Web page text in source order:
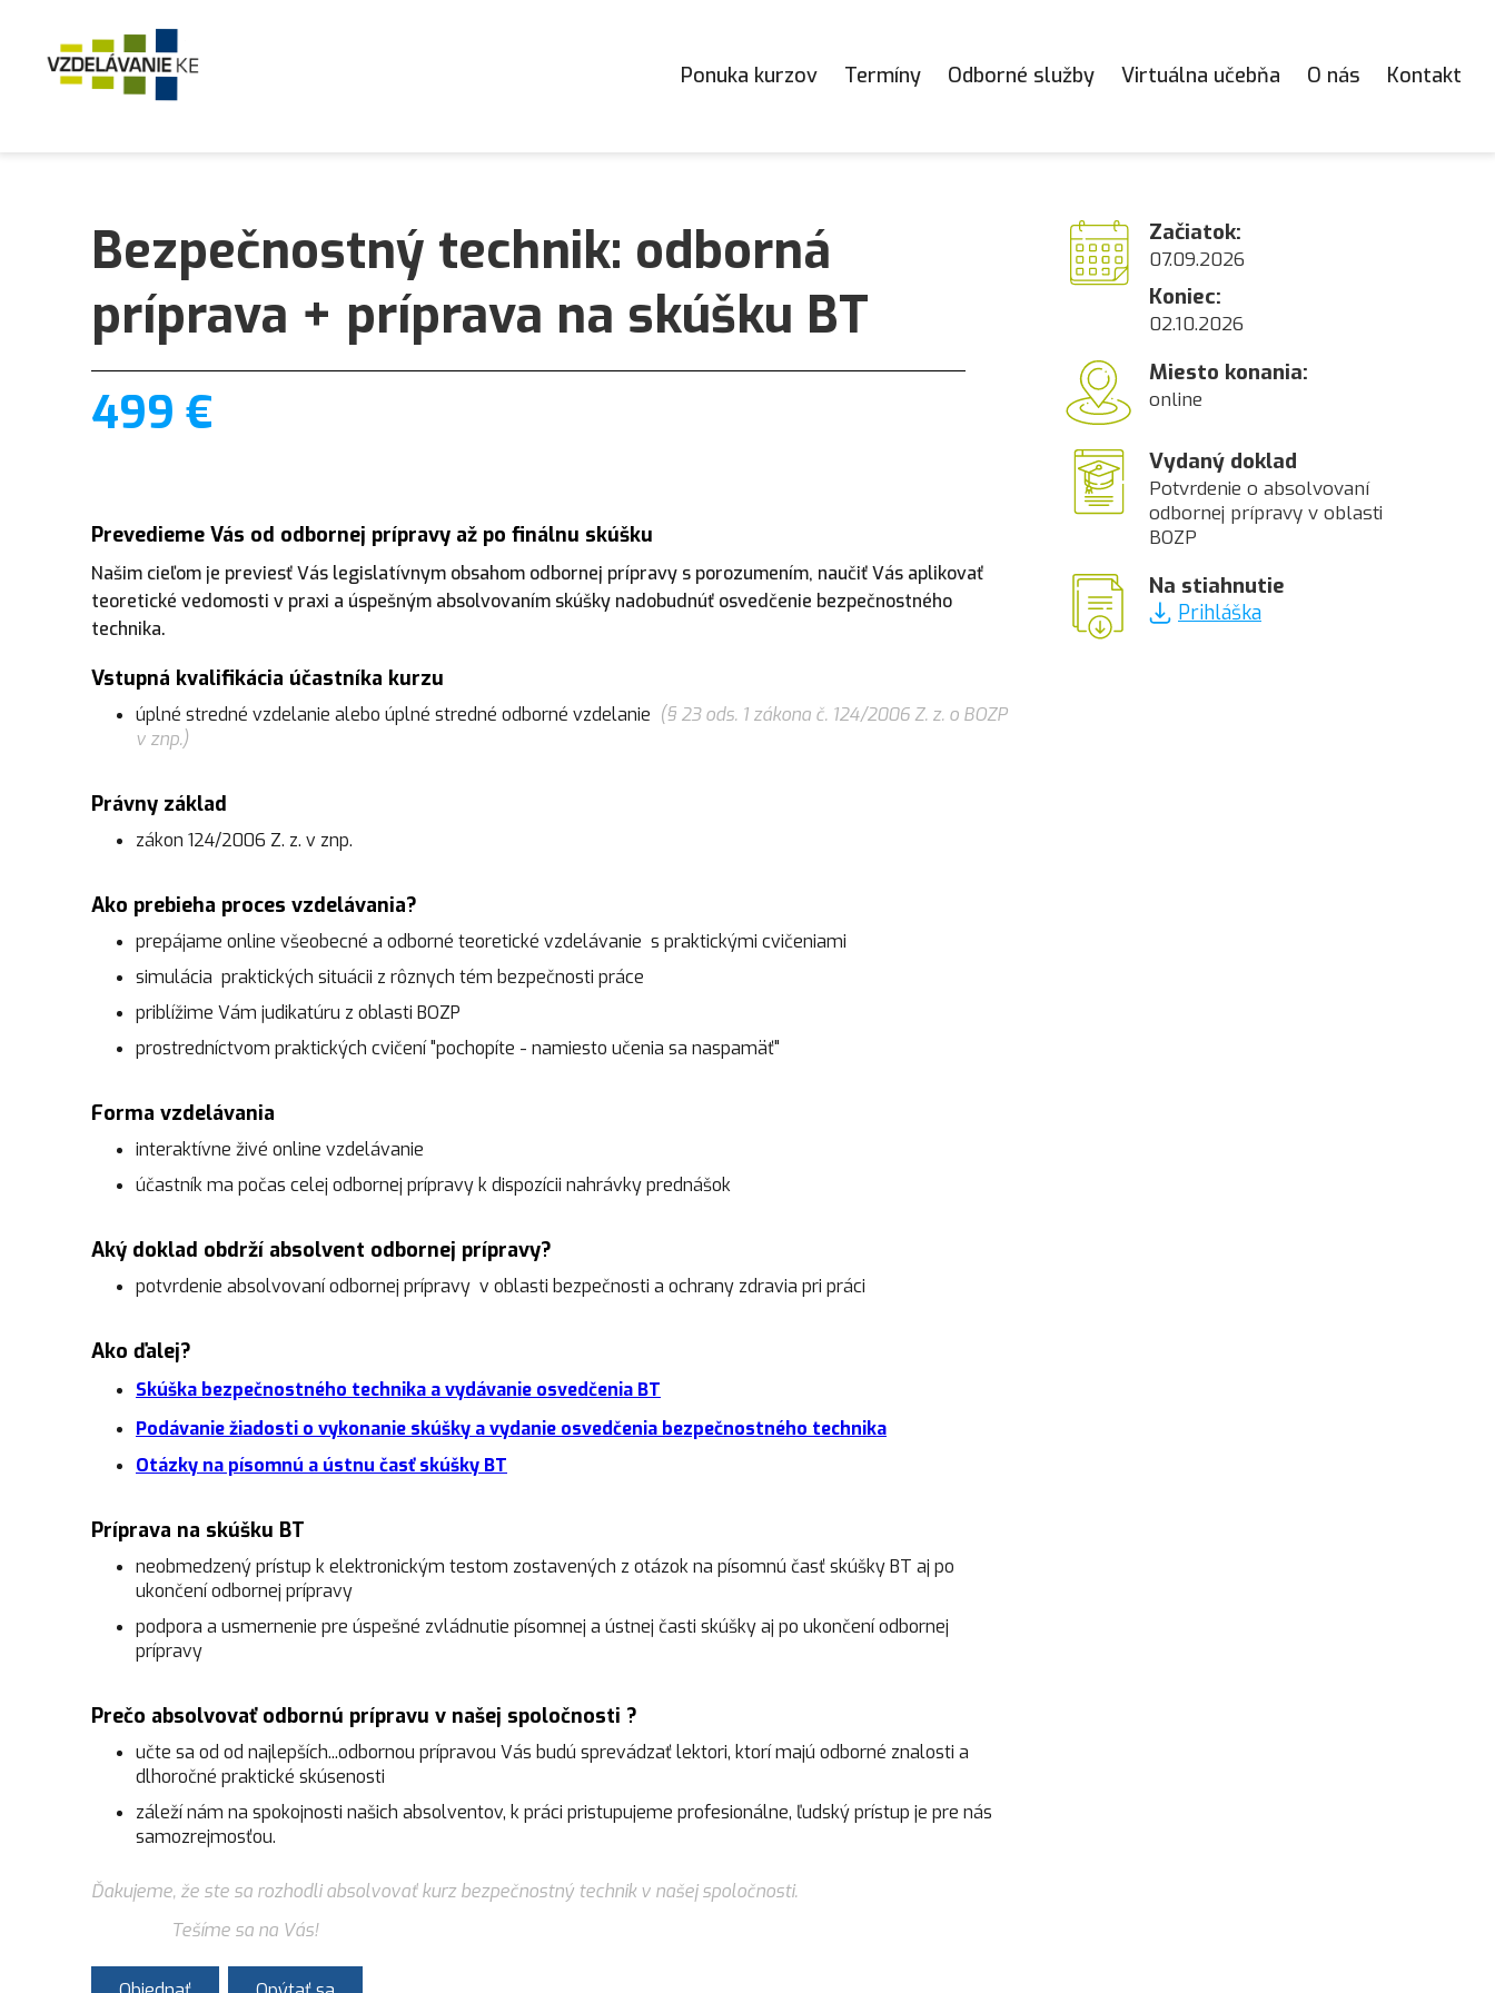
Ponuka kurzov Termíny Odborné služby Virtuálna učebňa O nás Kontakt
Bezpečnostný technik: odborná
príprava + príprava na skúšku BT
499 €
Prevedieme Vás od odbornej prípravy až po finálnu skúšku
Našim cieľom je previesť Vás legislatívnym obsahom odbornej prípravy s porozumením, naučiť Vás aplikovať
teoretické vedomosti v praxi a úspešným absolvovaním skúšky nadobudnúť osvedčenie bezpečnostného
technika.
Vstupná kvalifikácia účastníka kurzu
úplné stredné vzdelanie alebo úplné stredné odborné vzdelanie (§ 23 ods. 1 zákona č. 124/2006 Z. z. o BOZP
v znp.)
Právny základ
zákon 124/2006 Z. z. v znp.
Ako prebieha proces vzdelávania?
prepájame online všeobecné a odborné teoretické vzdelávanie s praktickými cvičeniami
simulácia praktických situácii z rôznych tém bezpečnosti práce
priblížime Vám judikatúru z oblasti BOZP
prostredníctvom praktických cvičení "pochopíte - namiesto učenia sa naspamäť"
Forma vzdelávania
interaktívne živé online vzdelávanie
účastník ma počas celej odbornej prípravy k dispozícii nahrávky prednášok
Aký doklad obdrží absolvent odbornej prípravy?
potvrdenie absolvovaní odbornej prípravy v oblasti bezpečnosti a ochrany zdravia pri práci
Ako ďalej?
Skúška bezpečnostného technika a vydávanie osvedčenia BT
Podávanie žiadosti o vykonanie skúšky a vydanie osvedčenia bezpečnostného technika
Otázky na písomnú a ústnu časť skúšky BT
Príprava na skúšku BT
neobmedzený prístup k elektronickým testom zostavených z otázok na písomnú časť skúšky BT aj po
ukončení odbornej prípravy
podpora a usmernenie pre úspešné zvládnutie písomnej a ústnej časti skúšky aj po ukončení odbornej
prípravy
Prečo absolvovať odbornú prípravu v našej spoločnosti ?
učte sa od od najlepších...odbornou prípravou Vás budú sprevádzať lektori, ktorí majú odborné znalosti a
dlhoročné praktické skúsenosti
záleží nám na spokojnosti našich absolventov, k práci pristupujeme profesionálne, ľudský prístup je pre nás
samozrejmosťou.
Ďakujeme, že ste sa rozhodli absolvovať kurz bezpečnostný technik v našej spoločnosti.
Tešíme sa na Vás!
Začiatok:
07.09.2026
Koniec:
02.10.2026
Miesto konania:
online
Vydaný doklad
Potvrdenie o absolvovaní
odbornej prípravy v oblasti
BOZP
Na stiahnutie
Prihláška